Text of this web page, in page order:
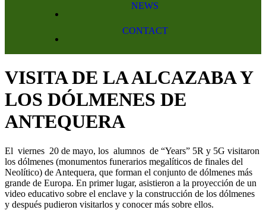
NEWS
CONTACT
VISITA DE LA ALCAZABA Y
LOS DÓLMENES DE
ANTEQUERA
El viernes 20 de mayo, los alumnos de “Years” 5R y 5G visitaron
los dólmenes (monumentos funerarios megalíticos de finales del
Neolítico) de Antequera, que forman el conjunto de dólmenes más
grande de Europa. En primer lugar, asistieron a la proyección de un
video educativo sobre el enclave y la construcción de los dólmenes
y después pudieron visitarlos y conocer más sobre ellos.